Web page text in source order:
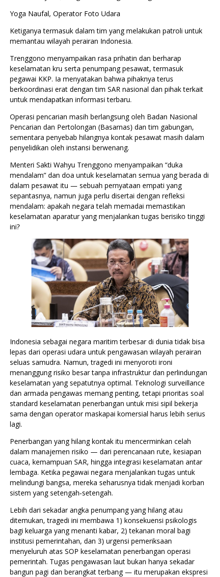
Yoga Naufal, Operator Foto Udara
Ketiganya termasuk dalam tim yang melakukan patroli untuk
memantau wilayah perairan Indonesia.
Trenggono menyampaikan rasa prihatin dan berharap
keselamatan kru serta penumpang pesawat, termasuk
pegawai KKP. Ia menyatakan bahwa pihaknya terus
berkoordinasi erat dengan tim SAR nasional dan pihak terkait
untuk mendapatkan informasi terbaru.
Operasi pencarian masih berlangsung oleh Badan Nasional
Pencarian dan Pertolongan (Basarnas) dan tim gabungan,
sementara penyebab hilangnya kontak pesawat masih dalam
penyelidikan oleh instansi berwenang.
Menteri Sakti Wahyu Trenggono menyampaikan “duka
mendalam” dan doa untuk keselamatan semua yang berada di
dalam pesawat itu — sebuah pernyataan empati yang
sepantasnya, namun juga perlu disertai dengan refleksi
mendalam: apakah negara telah memadai memastikan
keselamatan aparatur yang menjalankan tugas berisiko tinggi
ini?
Indonesia sebagai negara maritim terbesar di dunia tidak bisa
lepas dari operasi udara untuk pengawasan wilayah perairan
seluas samudra. Namun, tragedi ini menyoroti ironi
menanggung risiko besar tanpa infrastruktur dan perlindungan
keselamatan yang sepatutnya optimal. Teknologi surveillance
dan armada pengawas memang penting, tetapi prioritas soal
standard keselamatan penerbangan untuk misi sipil bekerja
sama dengan operator maskapai komersial harus lebih serius
lagi.
Penerbangan yang hilang kontak itu mencerminkan celah
dalam manajemen risiko — dari perencanaan rute, kesiapan
cuaca, kemampuan SAR, hingga integrasi keselamatan antar
lembaga. Ketika pegawai negara menjalankan tugas untuk
melindungi bangsa, mereka seharusnya tidak menjadi korban
sistem yang setengah‑setengah.
Lebih dari sekadar angka penumpang yang hilang atau
ditemukan, tragedi ini membawa 1) konsekuensi psikologis
bagi keluarga yang menanti kabar, 2) tekanan moral bagi
institusi pemerintahan, dan 3) urgensi pemeriksaan
menyeluruh atas SOP keselamatan penerbangan operasi
pemerintah. Tugas pengawasan laut bukan hanya sekadar
bangun pagi dan berangkat terbang — itu merupakan ekspresi